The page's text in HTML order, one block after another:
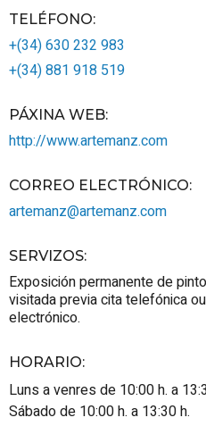
TELÉFONO:
+(34) 630 232 983
+(34) 881 918 519
PÁXINA WEB:
http://www.artemanz.com
CORREO ELECTRÓNICO:
artemanz@artemanz.com
SERVIZOS:
Exposición permanente de
visitada previa cita telefónica
electrónico.
HORARIO:
Luns a venres de 10:00 h. a
Sábado de 10:00 h. a 13:30 h.